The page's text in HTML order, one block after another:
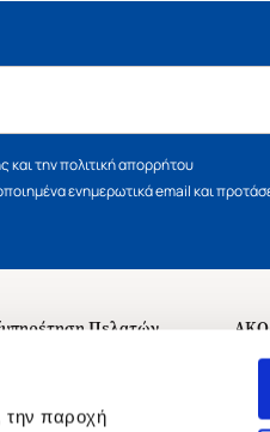
την παροχή
την πολιτική απορρήτου
ενημερωτικά email και
Πελατών